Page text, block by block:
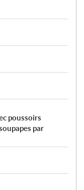
poussoirs
par